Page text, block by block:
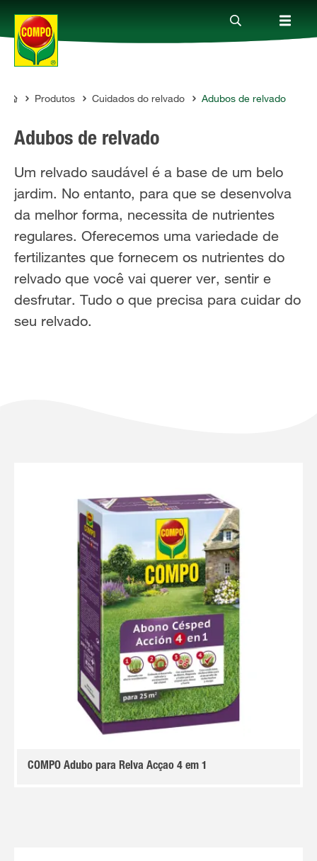
Produtos
Guia
Serviço
Quem somos
COMPO
Produtos Cuidados do relvado Adubos de relvado
Adubos de relvado
Um relvado saudável é a base de um belo
jardim. No entanto, para que se desenvolva
da melhor forma, necessita de nutrientes
regulares. Oferecemos uma variedade de
fertilizantes que fornecem os nutrientes do
relvado que você vai querer ver, sentir e
desfrutar. Tudo o que precisa para cuidar do
seu relvado.
COMPO Adubo para Relva Acçao 4 em 1